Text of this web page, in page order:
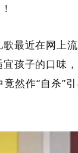
最近在网上
孩子的口味
然作“自杀”